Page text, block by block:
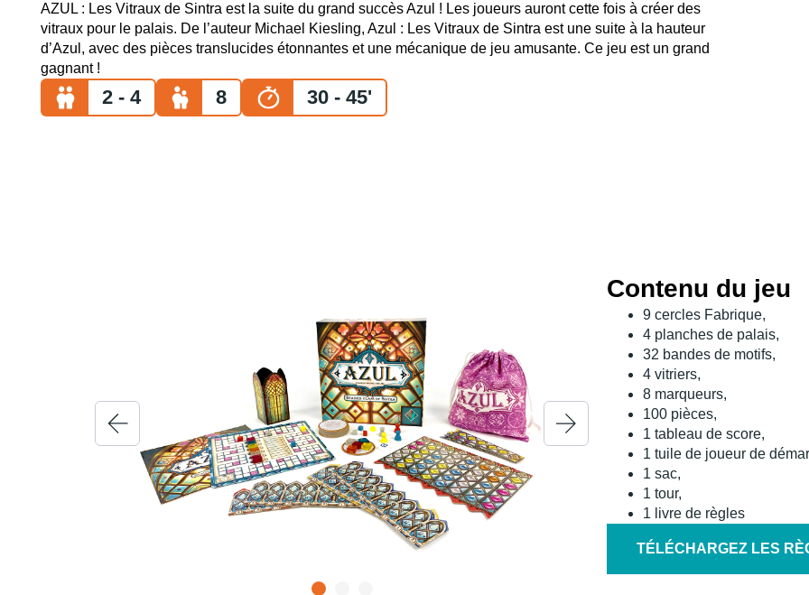
AZUL : Les Vitraux de Sintra est la suite du grand succès Azul ! Les joueurs auront cette fois à créer des
vitraux pour le palais. De l’auteur Michael Kiesling, Azul : Les Vitraux de Sintra est une suite à la hauteur
d’Azul, avec des pièces translucides étonnantes et une mécanique de jeu amusante. Ce jeu est un grand
gagnant !
2 - 4 8 30 - 45'
Contenu du jeu
9 cercles Fabrique,
4 planches de palais,
32 bandes de motifs,
4 vitriers,
8 marqueurs,
100 pièces,
1 tableau de score,
1 tuile de joueur de
1 sac,
1 tour,
1 livre de règles
TÉLÉCHARGEZ LES